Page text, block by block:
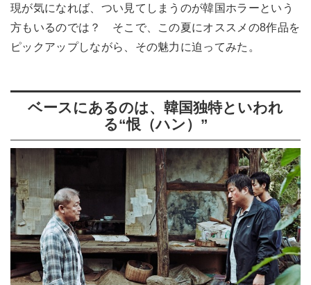
現が気になれば、つい見てしまうのが韓国ホラーという
方もいるのでは？ そこで、この夏にオススメの8作品を
ピックアップしながら、その魅力に迫ってみた。
ベースにあるのは、韓国独特といわれ
る“恨（ハン）”